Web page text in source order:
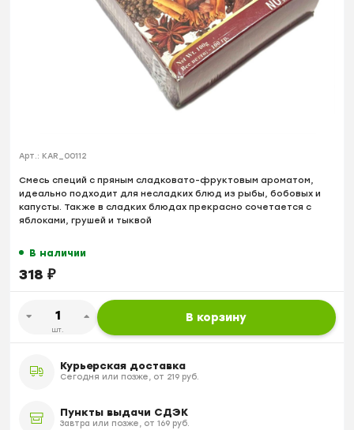
Арт.: KAR_00112
Смесь специй с пряным сладковато-фруктовым ароматом,
идеально подходит для несладких блюд из рыбы, бобовых и
капусты. Также в сладких блюдах прекрасно сочетается с
яблоками, грушей и тыквой
В наличии
318 ₽
шт.
В корзину
Курьерская доставка
Сегодня или позже, от 219 руб.
Пункты выдачи СДЭК
Завтра или позже, от 169 руб.